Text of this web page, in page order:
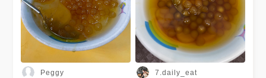
Peggy 7.daily_eat